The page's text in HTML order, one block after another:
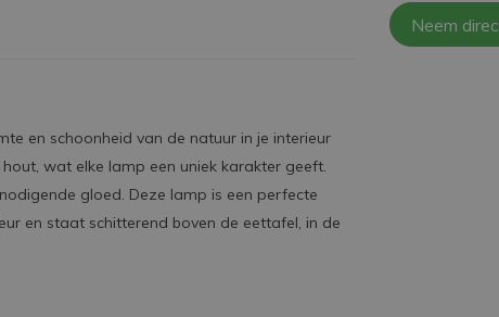
en schoonheid van de natuur in je interieur
wat elke lamp een uniek karakter geeft.
gloed. Deze lamp is een perfecte
en staat schitterend boven de eettafel, in de
Neem